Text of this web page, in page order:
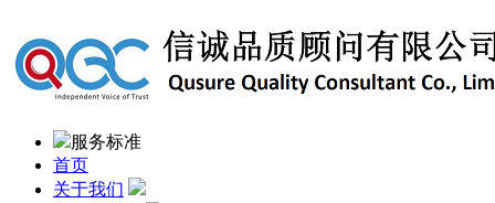
服务标准
首页
关于我们